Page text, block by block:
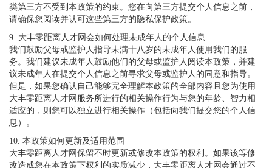
类第三方不受到本政策的约束。您在向第三方提交个人信息之前，
请确保您阅读并认可这些第三方的隐私保护政策。
9. 大丰零距离人才网会如何处理未成年人的个人信息
我们鼓励父母或监护人指导未满十八岁的未成年人使用我们的服
务。我们建议未成年人鼓励他们的父母或监护人阅读本政策，并建
议未成年人在提交个人信息之前寻求父母或监护人的同意和指导。
但是，如果您确认自己能够完全理解本政策的全部内容且您为使用
大丰零距离人才网服务所进行的相关操作行为与您的年龄、智力相
适应的，则您可以独立进行相关操作（包括向我们提交您的个人信
息）。
10. 本政策如何更新及适用范围
大丰零距离人才网保留不时更新或修改本政策的权利。如果该等修
改造成您在本政策下权利的实质减少，大丰零距离人才网会通过不